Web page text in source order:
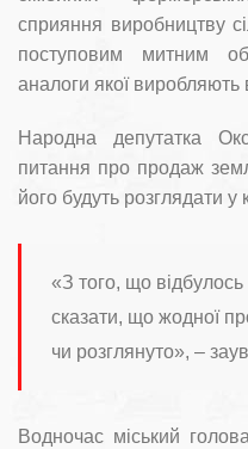
сприяння виробництву
поступовим митним
аналоги якої виробляють
Народна депутатка
питання про продаж
його будуть розглядати у
«З того, що
сказати, що жодної
чи розглянуто», –
Водночас міський